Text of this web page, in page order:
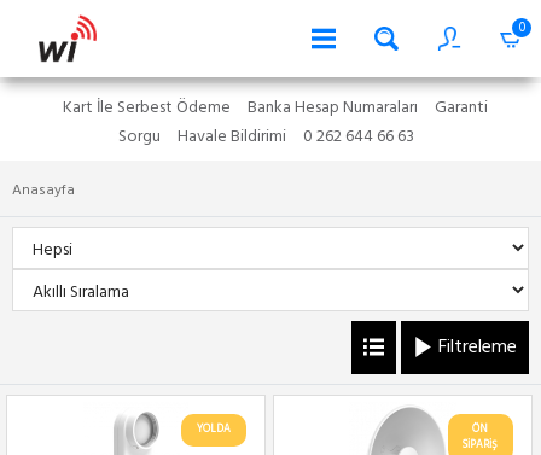
0
Kart İle Serbest Ödeme Banka Hesap Numaraları
Garanti
Sorgu
Havale Bildirimi 0 262 644 66 63
Anasayfa
Filtreleme
YOLDA
ÖN
SİPARİŞ